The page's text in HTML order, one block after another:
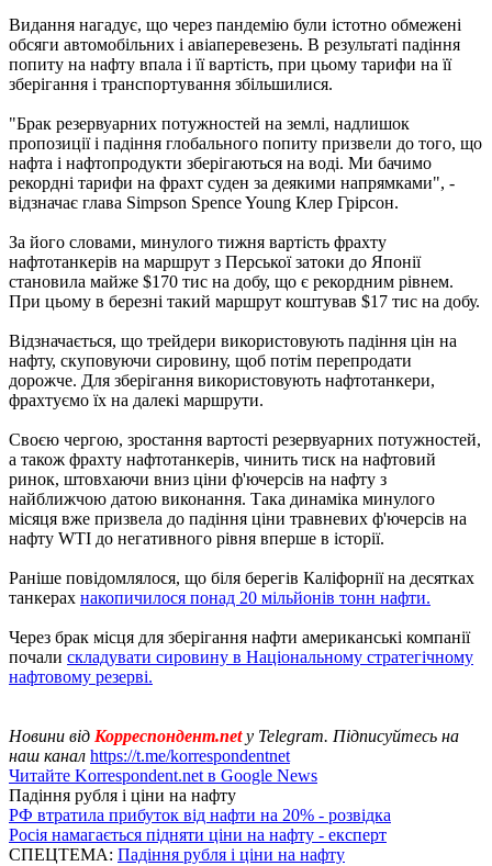
Видання нагадує, що через пандемію були істотно обмежені
обсяги автомобільних і авіаперевезень. В результаті падіння
попиту на нафту впала і її вартість, при цьому тарифи на її
зберігання і транспортування збільшилися.
"Брак резервуарних потужностей на землі, надлишок
пропозиції і падіння глобального попиту призвели до того, що
нафта і нафтопродукти зберігаються на воді. Ми бачимо
рекордні тарифи на фрахт суден за деякими напрямками", -
відзначає глава Simpson Spence Young Клер Грірсон.
За його словами, минулого тижня вартість фрахту
нафтотанкерів на маршрут з Перської затоки до Японії
становила майже $170 тис на добу, що є рекордним рівнем.
При цьому в березні такий маршрут коштував $17 тис на добу.
Відзначається, що трейдери використовують падіння цін на
нафту, скуповуючи сировину, щоб потім перепродати
дорожче. Для зберігання використовують нафтотанкери,
фрахтуємо їх на далекі маршрути.
Своєю чергою, зростання вартості резервуарних потужностей,
а також фрахту нафтотанкерів, чинить тиск на нафтовий
ринок, штовхаючи вниз ціни ф'ючерсів на нафту з
найближчою датою виконання. Така динаміка минулого
місяця вже призвела до падіння ціни травневих ф'ючерсів на
нафту WTI до негативного рівня вперше в історії.
Раніше повідомлялося, що біля берегів Каліфорнії на десятках
танкерах накопичилося понад 20 мільйонів тонн нафти.
Через брак місця для зберігання нафти американські компанії
почали складувати сировину в Національному стратегічному
нафтовому резерві.
Новини від Корреспондент.net у Telegram. Підписуйтесь на
наш канал https://t.me/korrespondentnet
Читайте Korrespondent.net в Google News
Падіння рубля і ціни на нафту
РФ втратила прибуток від нафти на 20% - розвідка
Росія намагається підняти ціни на нафту - експерт
СПЕЦТЕМА: Падіння рубля і ціни на нафту